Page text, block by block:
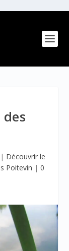
des
| Découvrir le
Poitevin | 0